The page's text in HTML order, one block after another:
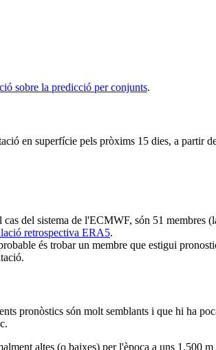
sobre la predicció per conjunts.
en superfície pels pròxims 15 dies, a partir
del sistema de l'ECMWF, són 51 membres
retrospectiva ERA5.
és trobar un membre que estigui
pronòstics són molt semblants i que hi ha
altes (o baixes) per l'època a uns 1.500